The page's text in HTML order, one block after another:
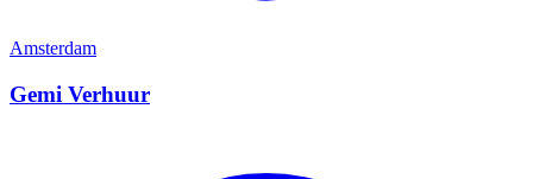
Amsterdam
Gemi Verhuur